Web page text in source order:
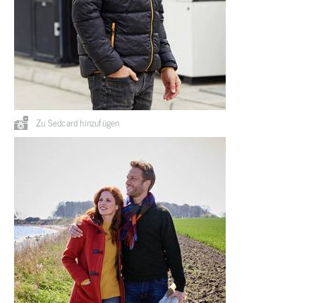
Zu Sedcard hinzufügen